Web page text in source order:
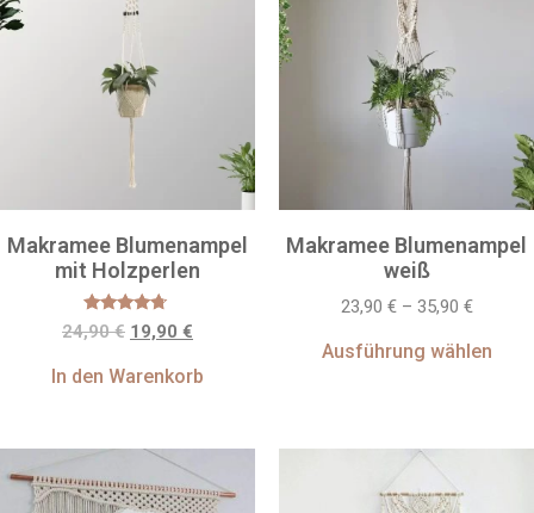
Makramee Blumenampel
mit Holzperlen
Bewertet
mit
von 5
24,90€ 19,90 €
In den Warenkorb
Makramee Blumenampel
weiß
23,90 €– 35,90 €
Ausführung wählen